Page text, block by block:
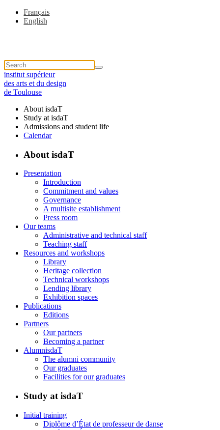
Français
English
institut supérieur
des arts et du design
de Toulouse
About isdaT
Study at isdaT
Admissions and student life
Calendar
About isdaT
Presentation
Introduction
Commitment and values
Governance
A multisite establishment
Press room
Our teams
Administrative and technical staff
Teaching staff
Resources and workshops
Library
Heritage collection
Technical workshops
Lending library
Exhibition spaces
Publications
Editions
Partners
Our partners
Becoming a partner
AlumnisdaT
The alumni community
Our graduates
Facilities for our graduates
Study at isdaT
Initial training
Diplôme d’État de professeur de danse